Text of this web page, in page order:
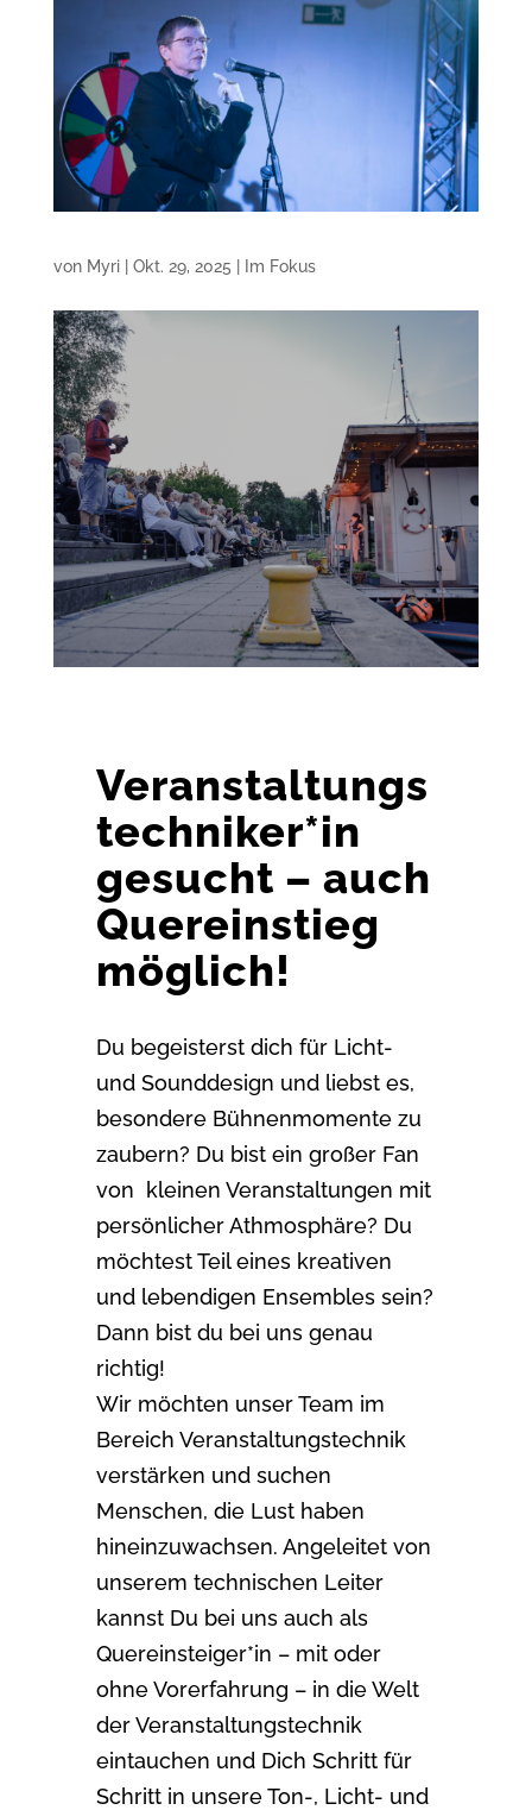
von Myri| Okt. 29, 2025 Im Fokus
Veranstaltungs
techniker*in
gesucht – auch
Quereinstieg
möglich!
Du begeisterst dich für Licht-
und Sounddesign und liebst es,
besondere Bühnenmomente zu
zaubern? Du bist ein großer Fan
von kleinen Veranstaltungen mit
persönlicher Athmosphäre? Du
möchtest Teil eines kreativen
und lebendigen Ensembles sein?
Dann bist du bei uns genau
richtig!
Wir möchten unser Team im
Bereich Veranstaltungstechnik
verstärken und suchen
Menschen, die Lust haben
hineinzuwachsen. Angeleitet von
unserem technischen Leiter
kannst Du bei uns auch als
Quereinsteiger*in – mit oder
ohne Vorerfahrung – in die Welt
der Veranstaltungstechnik
eintauchen und Dich Schritt für
Schritt in unsere Ton-, Licht- und